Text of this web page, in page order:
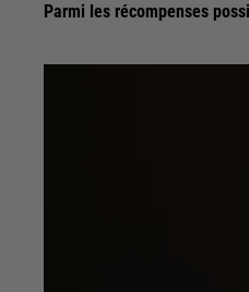
Parmi les récompenses